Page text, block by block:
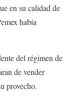
en su calidad de
había
del régimen de
de vender
provecho.